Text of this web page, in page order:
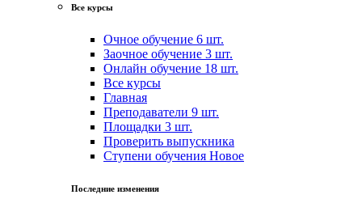
Все курсы
Очное обучение 6 шт.
Заочное обучение 3 шт.
Онлайн обучение 18 шт.
Все курсы
Главная
Преподаватели 9 шт.
Площадки 3 шт.
Проверить выпускника
Cтупени обучения Новое
Последние изменения